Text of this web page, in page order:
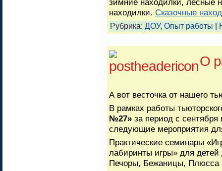
находилки. Сказочные
Рубрика: ДОУ, Опыт работы
О
А вот весточка от нашего
В рамках работы
№27» за период с сентября
следующие мероприятия
Практические семинары
лабиринты игры» для детей
Печоры, Бежаницы, Плюсса